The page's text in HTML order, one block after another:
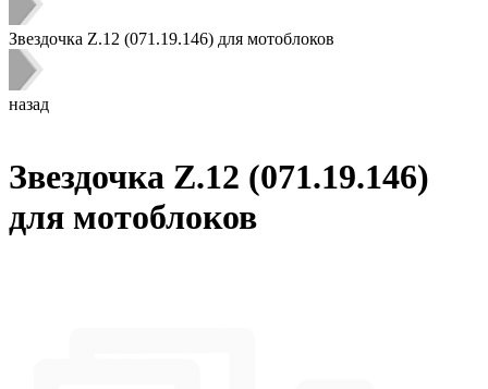
Звездочка Z.12 (071.19.146) для мотоблоков
назад
Звездочка Z.12 (071.19.146)
для мотоблоков